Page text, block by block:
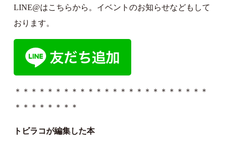
LINE@はこちらから。イベントのお知らせなどもして
おります。
＊＊＊＊＊＊＊＊＊＊＊＊＊＊＊＊＊＊＊＊＊＊＊＊
＊＊＊＊＊＊＊＊
トビラコが編集した本